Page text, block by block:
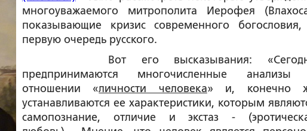
многоуважаемого митрополита Иерофея
показывающие кризис современного
первую очередь русского.
Вот его высказывания:
предпринимаются многочисленные анализы
отношении «личности человека» и, конечно
устанавливаются ее характеристики, которым
самопознание, отличие и экстаз -